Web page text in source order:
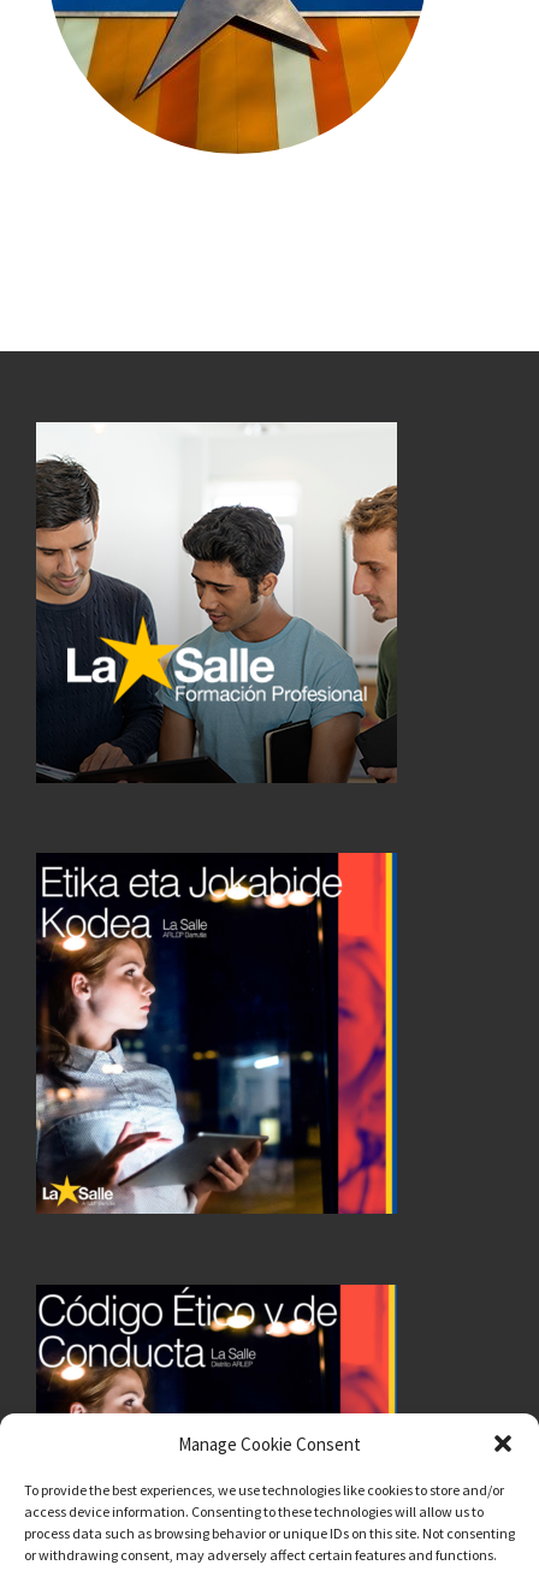
Manage Cookie Consent
To provide the best experiences, we use technologies like cookies to store and/or
access device information. Consenting to these technologies will allow us to
process data such as browsing behavior or unique IDs on this site. Not consenting
or withdrawing consent, may adversely affect certain features and functions.